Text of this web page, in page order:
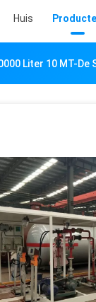
Huis
Liter 10 MT-